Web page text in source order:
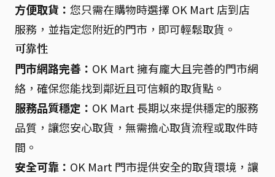
方便取貨： 您只需在購物時選擇 OK Mart 店到店
服務，並指定您附近的門市，即可輕鬆取貨。
可靠性
門市網路完善： OK Mart 擁有龐大且完善的門市網
絡，確保您能找到鄰近且可信賴的取貨點。
服務品質穩定： OK Mart 長期以來提供穩定的服務
品質，讓您安心取貨，無需擔心取貨流程或取件時
間。
安全可靠： OK Mart 門市提供安全的取貨環境，讓